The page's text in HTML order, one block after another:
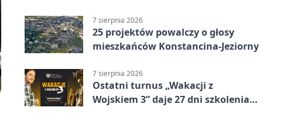
7 sierpnia 2026
25 projektów powalczy o głosy
mieszkańców Konstancina-Jeziorny
7 sierpnia 2026
Ostatni turnus „Wakacji z
Wojskiem 3” daje 27 dni szkolenia i